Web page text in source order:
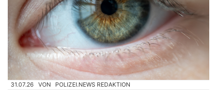
31.07.26 VON POLIZEI.NEWS REDAKTION